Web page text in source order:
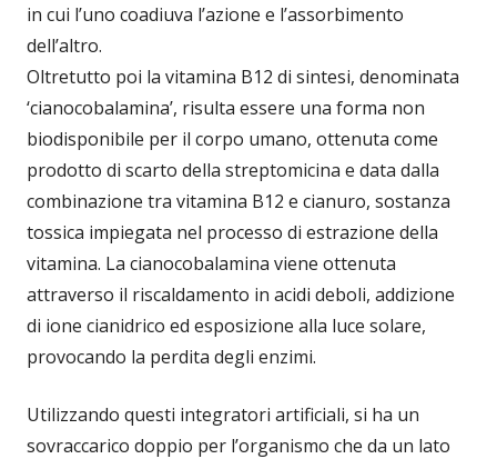
in cui l’uno coadiuva l’azione e l’assorbimento
dell’altro.
Oltretutto poi la vitamina B12 di sintesi, denominata
‘cianocobalamina’, risulta essere una forma non
biodisponibile per il corpo umano, ottenuta come
prodotto di scarto della streptomicina e data dalla
combinazione tra vitamina B12 e cianuro, sostanza
tossica impiegata nel processo di estrazione della
vitamina. La cianocobalamina viene ottenuta
attraverso il riscaldamento in acidi deboli, addizione
di ione cianidrico ed esposizione alla luce solare,
provocando la perdita degli enzimi.
Utilizzando questi integratori artificiali, si ha un
sovraccarico doppio per l’organismo che da un lato